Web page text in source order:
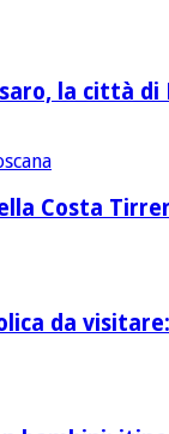
la città di
Costa
da